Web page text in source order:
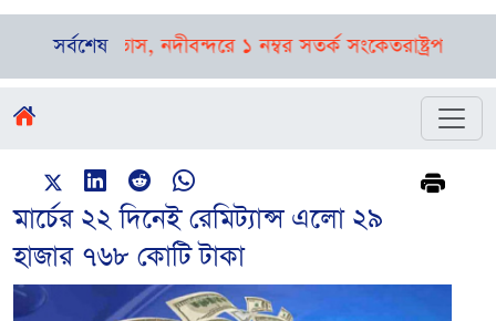
সর্বশেষ
পূর্বাভাস, নদীবন্দরে ১ নম্বর সতর্ক সংকেতরাষ্ট্রপতি
মার্চের ২২ দিনেই রেমিট্যান্স এলো ২৯
হাজার ৭৬৮ কোটি টাকা